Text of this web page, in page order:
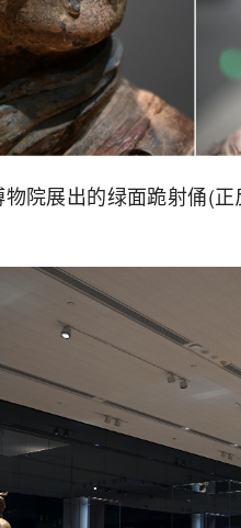
院展出的绿面跪射俑(